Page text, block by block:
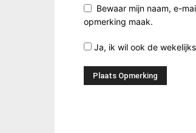
Bewaar mijn naam, e-
opmerking maak.
Ja, ik wil ook de